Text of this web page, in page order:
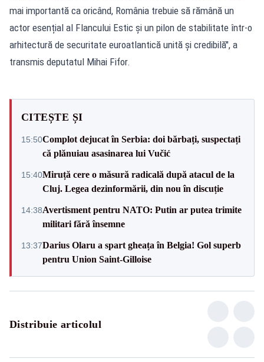
mai importantă ca oricând, România trebuie să rămână un
actor esențial al Flancului Estic și un pilon de stabilitate într-o
arhitectură de securitate euroatlantică unită și credibilă", a
transmis deputatul Mihai Fifor.
CITEȘTE ȘI
15:50Complot dejucat în Serbia: doi bărbați, suspectați
că plănuiau asasinarea lui Vučić
15:40Miruță cere o măsură radicală după atacul de la
Cluj. Legea dezinformării, din nou în discuție
14:38Avertisment pentru NATO: Putin ar putea trimite
militari fără însemne
13:37Darius Olaru a spart gheața în Belgia! Gol superb
pentru Union Saint-Gilloise
Distribuie articolul